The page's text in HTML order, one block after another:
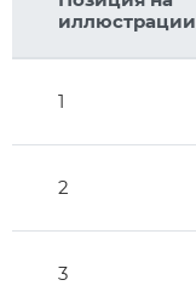
иллюстрации
1
2
3